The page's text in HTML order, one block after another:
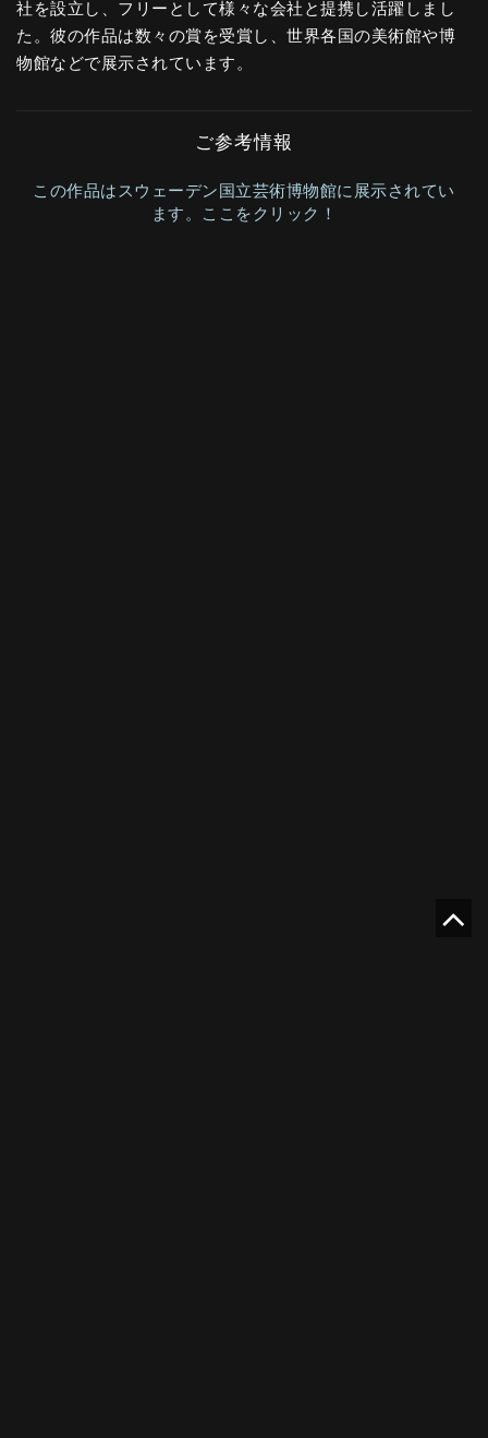
社を設立し、フリーとして様々な会社と提携し活躍しまし
た。彼の作品は数々の賞を受賞し、世界各国の美術館や博
物館などで展示されています。
ご参考情報
この作品はスウェーデン国立芸術博物館に展示されてい
ます。ここをクリック！